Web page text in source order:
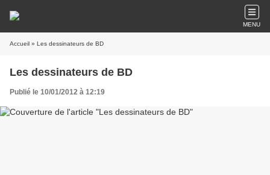
MENU
Accueil » Les dessinateurs de BD
Les dessinateurs de BD
Publié le 10/01/2012 à 12:19